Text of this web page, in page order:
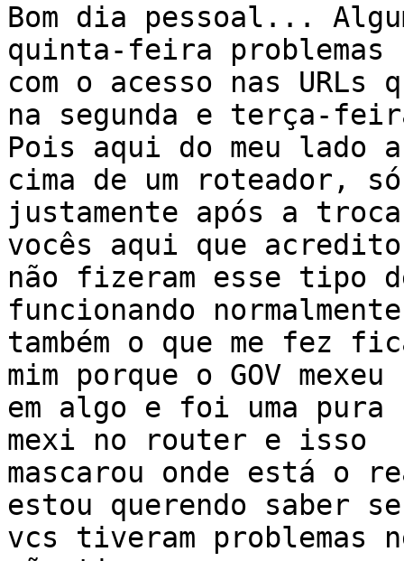
Bom dia pessoal...
quinta-feira problemas
com o acesso nas URLs
na segunda e terça-
Pois aqui do meu lado
cima de um roteador,
justamente após a
vocês aqui que
não fizeram esse tipo
funcionando normalmente
também o que me fez
mim porque o GOV mexeu
em algo e foi uma
mexi no router e isso
mascarou onde está o
estou querendo saber se
vcs tiveram problemas